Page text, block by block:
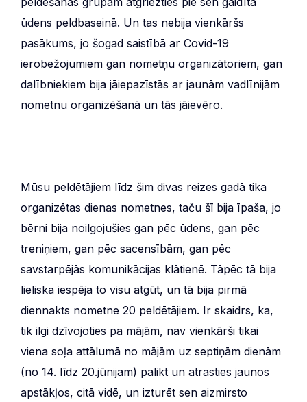
ūdens peldbaseinā. Un tas nebija vienkāršs
pasākums, jo šogad saistībā ar Covid-19
ierobežojumiem gan nometņu organizātoriem, gan
dalībniekiem bija jāiepazīstās ar jaunām vadlīnijām
nometnu organizēšanā un tās jāievēro.
Mūsu peldētājiem līdz šim divas reizes gadā tika
organizētas dienas nometnes, taču šī bija īpaša, jo
bērni bija noilgojušies gan pēc ūdens, gan pēc
treniņiem, gan pēc sacensībām, gan pēc
savstarpējās komunikācijas klātienē. Tāpēc tā bija
lieliska iespēja to visu atgūt, un tā bija pirmā
diennakts nometne 20 peldētājiem. Ir skaidrs, ka,
tik ilgi dzīvojoties pa mājām, nav vienkārši tikai
viena soļa attālumā no mājām uz septiņām dienām
(no 14. līdz 20.jūnijam) palikt un atrasties jaunos
apstākļos, citā vidē, un izturēt sen aizmirsto